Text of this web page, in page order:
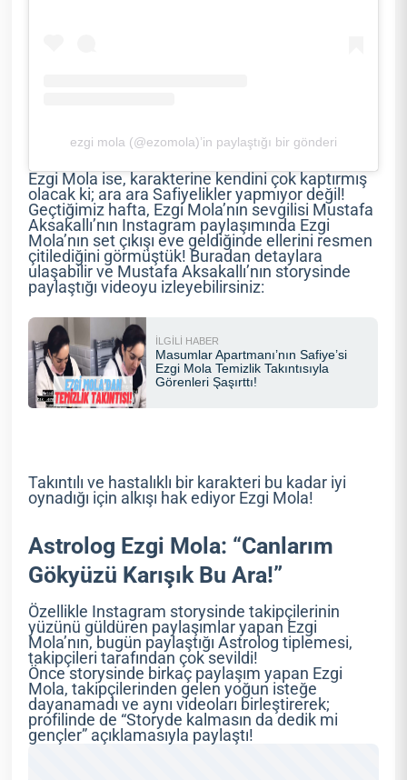
ezgi mola (@ezomola)’in paylaştığı bir gönderi
Ezgi Mola ise, karakterine kendini çok kaptırmış
olacak ki; ara ara Safiyelikler yapmıyor değil!
Geçtiğimiz hafta, Ezgi Mola’nın sevgilisi Mustafa
Aksakallı’nın Instagram paylaşımında Ezgi
Mola’nın set çıkışı eve geldiğinde ellerini resmen
çitilediğini görmüştük! Buradan detaylara
ulaşabilir ve Mustafa Aksakallı’nın storysinde
paylaştığı videoyu izleyebilirsiniz:
Takıntılı ve hastalıklı bir karakteri bu kadar iyi
oynadığı için alkışı hak ediyor Ezgi Mola!
Astrolog Ezgi Mola: “Canlarım
Gökyüzü Karışık Bu Ara!”
Özellikle Instagram storysinde takipçilerinin
yüzünü güldüren paylaşımlar yapan Ezgi
Mola’nın, bugün paylaştığı Astrolog tiplemesi,
takipçileri tarafından çok sevildi!
Önce storysinde birkaç paylaşım yapan Ezgi
Mola, takipçilerinden gelen yoğun isteğe
dayanamadı ve aynı videoları birleştirerek;
profilinde de “Storyde kalmasın da dedik mi
gençler” açıklamasıyla paylaştı!